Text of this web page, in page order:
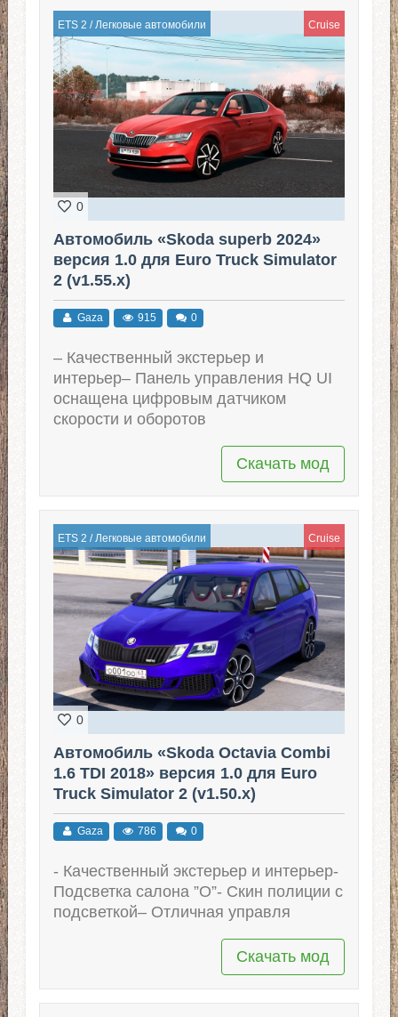
ETS 2 / Легковые автомобили Cruise
0
Автомобиль «Skoda superb 2024»
версия 1.0 для Euro Truck Simulator
2 (v1.55.x)
Gaza 915 0
– Качественный экстерьер и
интерьер– Панель управления HQ UI
оснащена цифровым датчиком
скорости и оборотов
Скачать мод
ETS 2 / Легковые автомобили Cruise
0
Автомобиль «Skoda Octavia Combi
1.6 TDI 2018» версия 1.0 для Euro
Truck Simulator 2 (v1.50.x)
Gaza 786 0
- Качественный экстерьер и интерьер-
Подсветка салона ”О”- Скин полиции с
подсветкой– Отличная управля
Скачать мод